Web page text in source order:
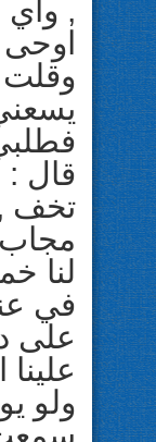
,
قال :
تخف ,
لنا
في
على
ولو